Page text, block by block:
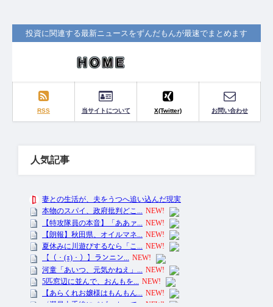
投資に関連する最新ニュースをずんだもんが最速でまとめます
RSS 当サイトについて X(Twitter) お問い合わせ
人気記事